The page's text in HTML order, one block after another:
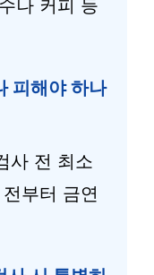
나 커피 등
피해야 하나
사 전 최소
부터 금연